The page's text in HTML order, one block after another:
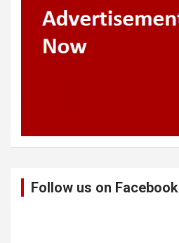
Follow us on Facebook